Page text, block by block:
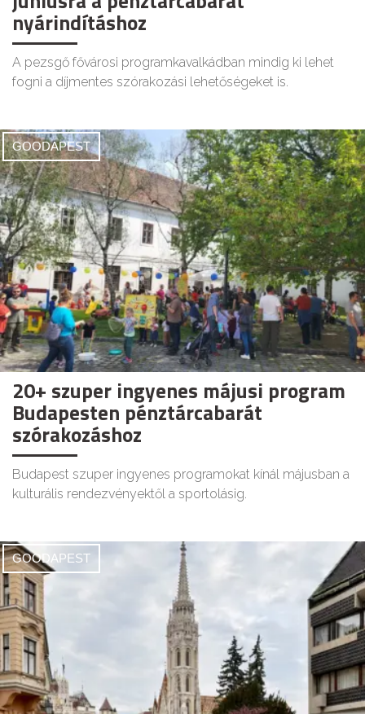
nyárindításhoz
A pezsgő fővárosi programkavalkádban mindig ki lehet
fogni a díjmentes szórakozási lehetőségeket is.
GOODAPEST
20+ szuper ingyenes májusi program
Budapesten pénztárcabarát
szórakozáshoz
Budapest szuper ingyenes programokat kínál májusban a
kulturális rendezvényektől a sportolásig.
GOODAPEST